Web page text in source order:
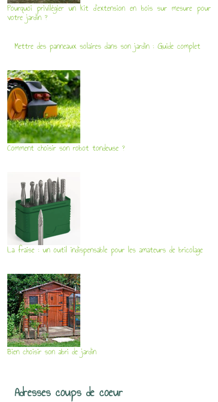
Pourquoi privilégier un kit d’extension en bois sur mesure pour
votre jardin ?
Mettre des panneaux solaires dans son jardin : Guide complet
Comment choisir son robot tondeuse ?
La fraise : un outil indispensable pour les amateurs de bricolage
Bien choisir son abri de jardin
Adresses coups de coeur